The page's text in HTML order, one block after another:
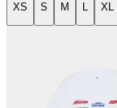
XS S M L XL